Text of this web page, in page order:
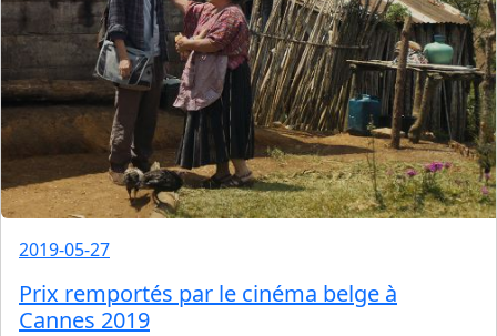
2019-05-27
Prix remportés par le cinéma belge à
Cannes 2019